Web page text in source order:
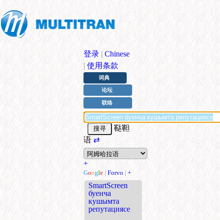
登录 | Chinese
| 使用条款
词典
论坛
联络
鞑靼
语 ⇄
+
Google | Forvo | +
SmartScreen
буенча
кушымта
репутациясе